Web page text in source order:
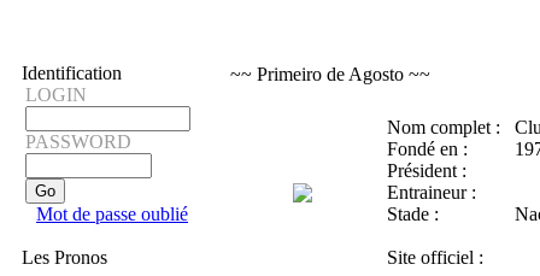
Identification
LOGIN
PASSWORD
Mot de passe oublié
Les Pronos
~~ Primeiro de Agosto ~~
Nom complet :
Fondé en :
Président :
Entraineur :
Stade :
Site officiel :